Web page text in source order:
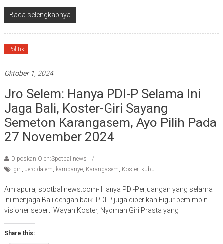
Baca selengkapnya
Politik
Oktober 1, 2024
Jro Selem: Hanya PDI-P Selama Ini
Jaga Bali, Koster-Giri Sayang
Semeton Karangasem, Ayo Pilih Pada
27 November 2024
Diposkan Oleh:Spotbalinews
giri, Jero dalem, kampanye, Karangasem, Koster, kubu
Amlapura, spotbalinews.com- Hanya PDI-Perjuangan yang selama
ini menjaga Bali dengan baik. PDI-P juga diberikan Figur pemimpin
visioner seperti Wayan Koster, Nyoman Giri Prasta yang
Share this: